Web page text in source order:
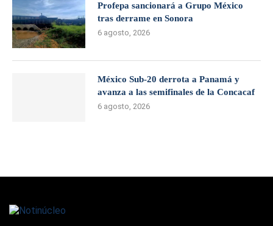
Profepa sancionará a Grupo México
tras derrame en Sonora
6 agosto, 2026
México Sub-20 derrota a Panamá y
avanza a las semifinales de la Concacaf
6 agosto, 2026